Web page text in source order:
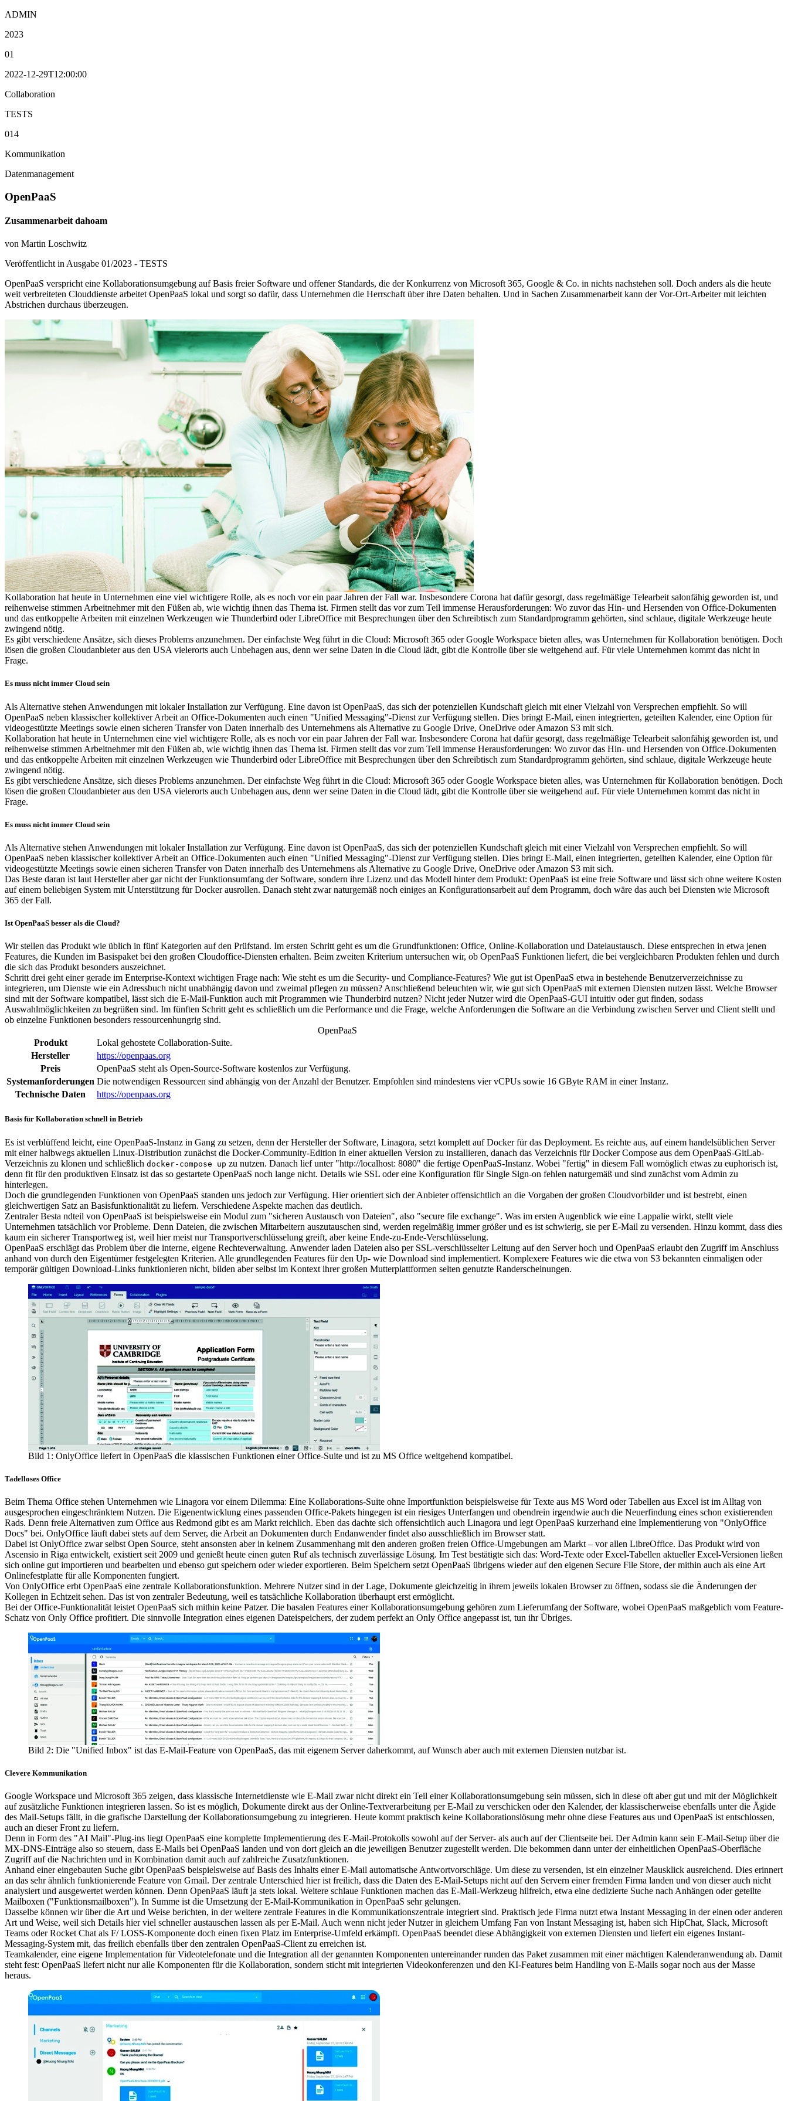
ADMIN
2023
01
2022-12-29T12:00:00
Collaboration
TESTS
014
Kommunikation
Datenmanagement
OpenPaaS
Zusammenarbeit dahoam
von Martin Loschwitz
Veröffentlicht in Ausgabe 01/2023 - TESTS
OpenPaaS verspricht eine Kollaborationsumgebung auf Basis freier Software und offener Standards, die der Konkurrenz von Microsoft 365, Google & Co. in nichts nachstehen soll. Doch anders als die heute
weit verbreiteten Clouddienste arbeitet OpenPaaS lokal und sorgt so dafür, dass Unternehmen die Herrschaft über ihre Daten behalten. Und in Sachen Zusammenarbeit kann der Vor-Ort-Arbeiter mit leichten
Abstrichen durchaus überzeugen.
Kollaboration hat heute in Unternehmen eine viel wichtigere Rolle, als es noch vor ein paar Jahren der Fall war. Insbesondere Corona hat dafür gesorgt, dass regelmäßige Telearbeit salonfähig geworden ist, und
reihenweise stimmen Arbeitnehmer mit den Füßen ab, wie wichtig ihnen das Thema ist. Firmen stellt das vor zum Teil immense Herausforderungen: Wo zuvor das Hin- und Hersenden von Office-Dokumenten
und das entkoppelte Arbeiten mit einzelnen Werkzeugen wie Thunderbird oder LibreOffice mit Besprechungen über den Schreibtisch zum Standardprogramm gehörten, sind schlaue, digitale Werkzeuge heute
zwingend nötig.
Es gibt verschiedene Ansätze, sich dieses Problems anzunehmen. Der einfachste Weg führt in die Cloud: Microsoft 365 oder Google Workspace bieten alles, was Unternehmen für Kollaboration benötigen. Doch
lösen die großen Cloudanbieter aus den USA vielerorts auch Unbehagen aus, denn wer seine Daten in die Cloud lädt, gibt die Kontrolle über sie weitgehend auf. Für viele Unternehmen kommt das nicht in
Frage.
Es muss nicht immer Cloud sein
Als Alternative stehen Anwendungen mit lokaler Installation zur Verfügung. Eine davon ist OpenPaaS, das sich der potenziellen Kundschaft gleich mit einer Vielzahl von Versprechen empfiehlt. So will
OpenPaaS neben klassischer kollektiver Arbeit an Office-Dokumenten auch einen "Unified Messaging"-Dienst zur Verfügung stellen. Dies bringt E-Mail, einen integrierten, geteilten Kalender, eine Option für
videogestützte Meetings sowie einen sicheren Transfer von Daten innerhalb des Unternehmens als Alternative zu Google Drive, OneDrive oder Amazon S3 mit sich.
Kollaboration hat heute in Unternehmen eine viel wichtigere Rolle, als es noch vor ein paar Jahren der Fall war. Insbesondere Corona hat dafür gesorgt, dass regelmäßige Telearbeit salonfähig geworden ist, und
reihenweise stimmen Arbeitnehmer mit den Füßen ab, wie wichtig ihnen das Thema ist. Firmen stellt das vor zum Teil immense Herausforderungen: Wo zuvor das Hin- und Hersenden von Office-Dokumenten
und das entkoppelte Arbeiten mit einzelnen Werkzeugen wie Thunderbird oder LibreOffice mit Besprechungen über den Schreibtisch zum Standardprogramm gehörten, sind schlaue, digitale Werkzeuge heute
zwingend nötig.
Es gibt verschiedene Ansätze, sich dieses Problems anzunehmen. Der einfachste Weg führt in die Cloud: Microsoft 365 oder Google Workspace bieten alles, was Unternehmen für Kollaboration benötigen. Doch
lösen die großen Cloudanbieter aus den USA vielerorts auch Unbehagen aus, denn wer seine Daten in die Cloud lädt, gibt die Kontrolle über sie weitgehend auf. Für viele Unternehmen kommt das nicht in
Frage.
Es muss nicht immer Cloud sein
Als Alternative stehen Anwendungen mit lokaler Installation zur Verfügung. Eine davon ist OpenPaaS, das sich der potenziellen Kundschaft gleich mit einer Vielzahl von Versprechen empfiehlt. So will
OpenPaaS neben klassischer kollektiver Arbeit an Office-Dokumenten auch einen "Unified Messaging"-Dienst zur Verfügung stellen. Dies bringt E-Mail, einen integrierten, geteilten Kalender, eine Option für
videogestützte Meetings sowie einen sicheren Transfer von Daten innerhalb des Unternehmens als Alternative zu Google Drive, OneDrive oder Amazon S3 mit sich.
Das Beste daran ist laut Hersteller aber gar nicht der Funktionsumfang der Software, sondern ihre Lizenz und das Modell hinter dem Produkt: OpenPaaS ist eine freie Software und lässt sich ohne weitere Kosten
auf einem beliebigen System mit Unterstützung für Docker ausrollen. Danach steht zwar naturgemäß noch einiges an Konfigurationsarbeit auf dem Programm, doch wäre das auch bei Diensten wie Microsoft
365 der Fall.
Ist OpenPaaS besser als die Cloud?
Wir stellen das Produkt wie üblich in fünf Kategorien auf den Prüfstand. Im ersten Schritt geht es um die Grundfunktionen: Office, Online-Kollaboration und Dateiaustausch. Diese entsprechen in etwa jenen
Features, die Kunden im Basispaket bei den großen Cloudoffice-Diensten erhalten. Beim zweiten Kriterium untersuchen wir, ob OpenPaaS Funktionen liefert, die bei vergleichbaren Produkten fehlen und durch
die sich das Produkt besonders auszeichnet.
Schritt drei geht einer gerade im Enterprise-Kontext wichtigen Frage nach: Wie steht es um die Security- und Compliance-Features? Wie gut ist OpenPaaS etwa in bestehende Benutzerverzeichnisse zu
integrieren, um Dienste wie ein Adressbuch nicht unabhängig davon und zweimal pflegen zu müssen? Anschließend beleuchten wir, wie gut sich OpenPaaS mit externen Diensten nutzen lässt. Welche Browser
sind mit der Software kompatibel, lässt sich die E-Mail-Funktion auch mit Programmen wie Thunderbird nutzen? Nicht jeder Nutzer wird die OpenPaaS-GUI intuitiv oder gut finden, sodass
Auswahlmöglichkeiten zu begrüßen sind. Im fünften Schritt geht es schließlich um die Performance und die Frage, welche Anforderungen die Software an die Verbindung zwischen Server und Client stellt und
ob einzelne Funktionen besonders ressourcenhungrig sind.
OpenPaaS
Produkt
Lokal gehostete Collaboration-Suite.
Hersteller
https://openpaas.org
Preis
OpenPaaS steht als Open-Source-Software kostenlos zur Verfügung.
Systemanforderungen Die notwendigen Ressourcen sind abhängig von der Anzahl der Benutzer. Empfohlen sind mindestens vier vCPUs sowie 16 GByte RAM in einer Instanz.
Technische Daten
https://openpaas.org
Basis für Kollaboration schnell in Betrieb
Es ist verblüffend leicht, eine OpenPaaS-Instanz in Gang zu setzen, denn der Hersteller der Software, Linagora, setzt komplett auf Docker für das Deployment. Es reichte aus, auf einem handelsüblichen Server
mit einer halbwegs aktuellen Linux-Distribution zunächst die Docker-Community-Edition in einer aktuellen Version zu installieren, danach das Verzeichnis für Docker Compose aus dem OpenPaaS-GitLab-
Verzeichnis zu klonen und schließlich docker-compose up zu nutzen. Danach lief unter "http://localhost: 8080" die fertige OpenPaaS-Instanz. Wobei "fertig" in diesem Fall womöglich etwas zu euphorisch ist,
denn fit für den produktiven Einsatz ist das so gestartete OpenPaaS noch lange nicht. Details wie SSL oder eine Konfiguration für Single Sign-on fehlen naturgemäß und sind zunächst vom Admin zu
hinterlegen.
Doch die grundlegenden Funktionen von OpenPaaS standen uns jedoch zur Verfügung. Hier orientiert sich der Anbieter offensichtlich an die Vorgaben der großen Cloudvorbilder und ist bestrebt, einen
gleichwertigen Satz an Basisfunktionalität zu liefern. Verschiedene Aspekte machen das deutlich.
Zentraler Besta ndteil von OpenPaaS ist beispielsweise ein Modul zum "sicheren Austausch von Dateien", also "secure file exchange". Was im ersten Augenblick wie eine Lappalie wirkt, stellt viele
Unternehmen tatsächlich vor Probleme. Denn Dateien, die zwischen Mitarbeitern auszutauschen sind, werden regelmäßig immer größer und es ist schwierig, sie per E-Mail zu versenden. Hinzu kommt, dass dies
kaum ein sicherer Transportweg ist, weil hier meist nur Transportverschlüsselung greift, aber keine Ende-zu-Ende-Verschlüsselung.
OpenPaaS erschlägt das Problem über die interne, eigene Rechteverwaltung. Anwender laden Dateien also per SSL-verschlüsselter Leitung auf den Server hoch und OpenPaaS erlaubt den Zugriff im Anschluss
anhand von durch den Eigentümer festgelegten Kriterien. Alle grundlegenden Features für den Up- wie Download sind implementiert. Komplexere Features wie die etwa von S3 bekannten einmaligen oder
temporär gültigen Download-Links funktionieren nicht, bilden aber selbst im Kontext ihrer großen Mutterplattformen selten genutzte Randerscheinungen.
Bild 1: OnlyOffice liefert in OpenPaaS die klassischen Funktionen einer Office-Suite und ist zu MS Office weitgehend kompatibel.
Tadelloses Office
Beim Thema Office stehen Unternehmen wie Linagora vor einem Dilemma: Eine Kollaborations-Suite ohne Importfunktion beispielsweise für Texte aus MS Word oder Tabellen aus Excel ist im Alltag von
ausgesprochen eingeschränktem Nutzen. Die Eigenentwicklung eines passenden Office-Pakets hingegen ist ein riesiges Unterfangen und obendrein irgendwie auch die Neuerfindung eines schon existierenden
Rads. Denn freie Alternativen zum Office aus Redmond gibt es am Markt reichlich. Eben das dachte sich offensichtlich auch Linagora und legt OpenPaaS kurzerhand eine Implementierung von "OnlyOffice
Docs" bei. OnlyOffice läuft dabei stets auf dem Server, die Arbeit an Dokumenten durch Endanwender findet also ausschließlich im Browser statt.
Dabei ist OnlyOffice zwar selbst Open Source, steht ansonsten aber in keinem Zusammenhang mit den anderen großen freien Office-Umgebungen am Markt – vor allen LibreOffice. Das Produkt wird von
Ascensio in Riga entwickelt, existiert seit 2009 und genießt heute einen guten Ruf als technisch zuverlässige Lösung. Im Test bestätigte sich das: Word-Texte oder Excel-Tabellen aktueller Excel-Versionen ließen
sich online gut importieren und bearbeiten und ebenso gut speichern oder wieder exportieren. Beim Speichern setzt OpenPaaS übrigens wieder auf den eigenen Secure File Store, der mithin auch als eine Art
Onlinefestplatte für alle Komponenten fungiert.
Von OnlyOffice erbt OpenPaaS eine zentrale Kollaborationsfunktion. Mehrere Nutzer sind in der Lage, Dokumente gleichzeitig in ihrem jeweils lokalen Browser zu öffnen, sodass sie die Änderungen der
Kollegen in Echtzeit sehen. Das ist von zentraler Bedeutung, weil es tatsächliche Kollaboration überhaupt erst ermöglicht.
Bei der Office-Funktionalität leistet OpenPaaS sich mithin keine Patzer. Die basalen Features einer Kollaborationsumgebung gehören zum Lieferumfang der Software, wobei OpenPaaS maßgeblich vom Feature-
Schatz von Only Office profitiert. Die sinnvolle Integration eines eigenen Dateispeichers, der zudem perfekt an Only Office angepasst ist, tun ihr Übriges.
Bild 2: Die "Unified Inbox" ist das E-Mail-Feature von OpenPaaS, das mit eigenem Server daherkommt, auf Wunsch aber auch mit externen Diensten nutzbar ist.
Clevere Kommunikation
Google Workspace und Microsoft 365 zeigen, dass klassische Internetdienste wie E-Mail zwar nicht direkt ein Teil einer Kollaborationsumgebung sein müssen, sich in diese oft aber gut und mit der Möglichkeit
auf zusätzliche Funktionen integrieren lassen. So ist es möglich, Dokumente direkt aus der Online-Textverarbeitung per E-Mail zu verschicken oder den Kalender, der klassischerweise ebenfalls unter die Ägide
des Mail-Setups fällt, in die grafische Darstellung der Kollaborationsumgebung zu integrieren. Heute kommt praktisch keine Kollaborationslösung mehr ohne diese Features aus und OpenPaaS ist entschlossen,
auch an dieser Front zu liefern.
Denn in Form des "AI Mail"-Plug-ins liegt OpenPaaS eine komplette Implementierung des E-Mail-Protokolls sowohl auf der Server- als auch auf der Clientseite bei. Der Admin kann sein E-Mail-Setup über die
MX-DNS-Einträge also so steuern, dass E-Mails bei OpenPaaS landen und von dort gleich an die jeweiligen Benutzer zugestellt werden. Die bekommen dann unter der einheitlichen OpenPaaS-Oberfläche
Zugriff auf die Nachrichten und in Kombination damit auch auf zahlreiche Zusatzfunktionen.
Anhand einer eingebauten Suche gibt OpenPaaS beispielsweise auf Basis des Inhalts einer E-Mail automatische Antwortvorschläge. Um diese zu versenden, ist ein einzelner Mausklick ausreichend. Dies erinnert
an das sehr ähnlich funktionierende Feature von Gmail. Der zentrale Unterschied hier ist freilich, dass die Daten des E-Mail-Setups nicht auf den Servern einer fremden Firma landen und von dieser auch nicht
analysiert und ausgewertet werden können. Denn OpenPaaS läuft ja stets lokal. Weitere schlaue Funktionen machen das E-Mail-Werkzeug hilfreich, etwa eine dedizierte Suche nach Anhängen oder geteilte
Mailboxen ("Funktionsmailboxen"). In Summe ist die Umsetzung der E-Mail-Kommunikation in OpenPaaS sehr gelungen.
Dasselbe können wir über die Art und Weise berichten, in der weitere zentrale Features in die Kommunikationszentrale integriert sind. Praktisch jede Firma nutzt etwa Instant Messaging in der einen oder anderen
Art und Weise, weil sich Details hier viel schneller austauschen lassen als per E-Mail. Auch wenn nicht jeder Nutzer in gleichem Umfang Fan von Instant Messaging ist, haben sich HipChat, Slack, Microsoft
Teams oder Rocket Chat als F/ LOSS-Komponente doch einen fixen Platz im Enterprise-Umfeld erkämpft. OpenPaaS beendet diese Abhängigkeit von externen Diensten und liefert ein eigenes Instant-
Messaging-System mit, das freilich ebenfalls über den zentralen OpenPaaS-Client zu erreichen ist.
Teamkalender, eine eigene Implementation für Videotelefonate und die Integration all der genannten Komponenten untereinander runden das Paket zusammen mit einer mächtigen Kalenderanwendung ab. Damit
steht fest: OpenPaaS liefert nicht nur alle Komponenten für die Kollaboration, sondern sticht mit integrierten Videokonferenzen und den KI-Features beim Handling von E-Mails sogar noch aus der Masse
heraus.